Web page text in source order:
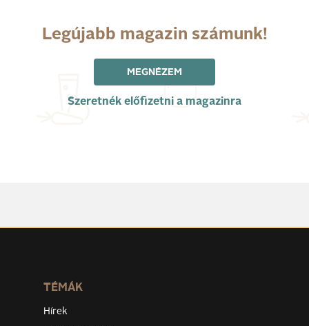
Legújabb magazin számunk!
MEGNÉZEM
Szeretnék előfizetni a magazinra
TÉMÁK
Hírek